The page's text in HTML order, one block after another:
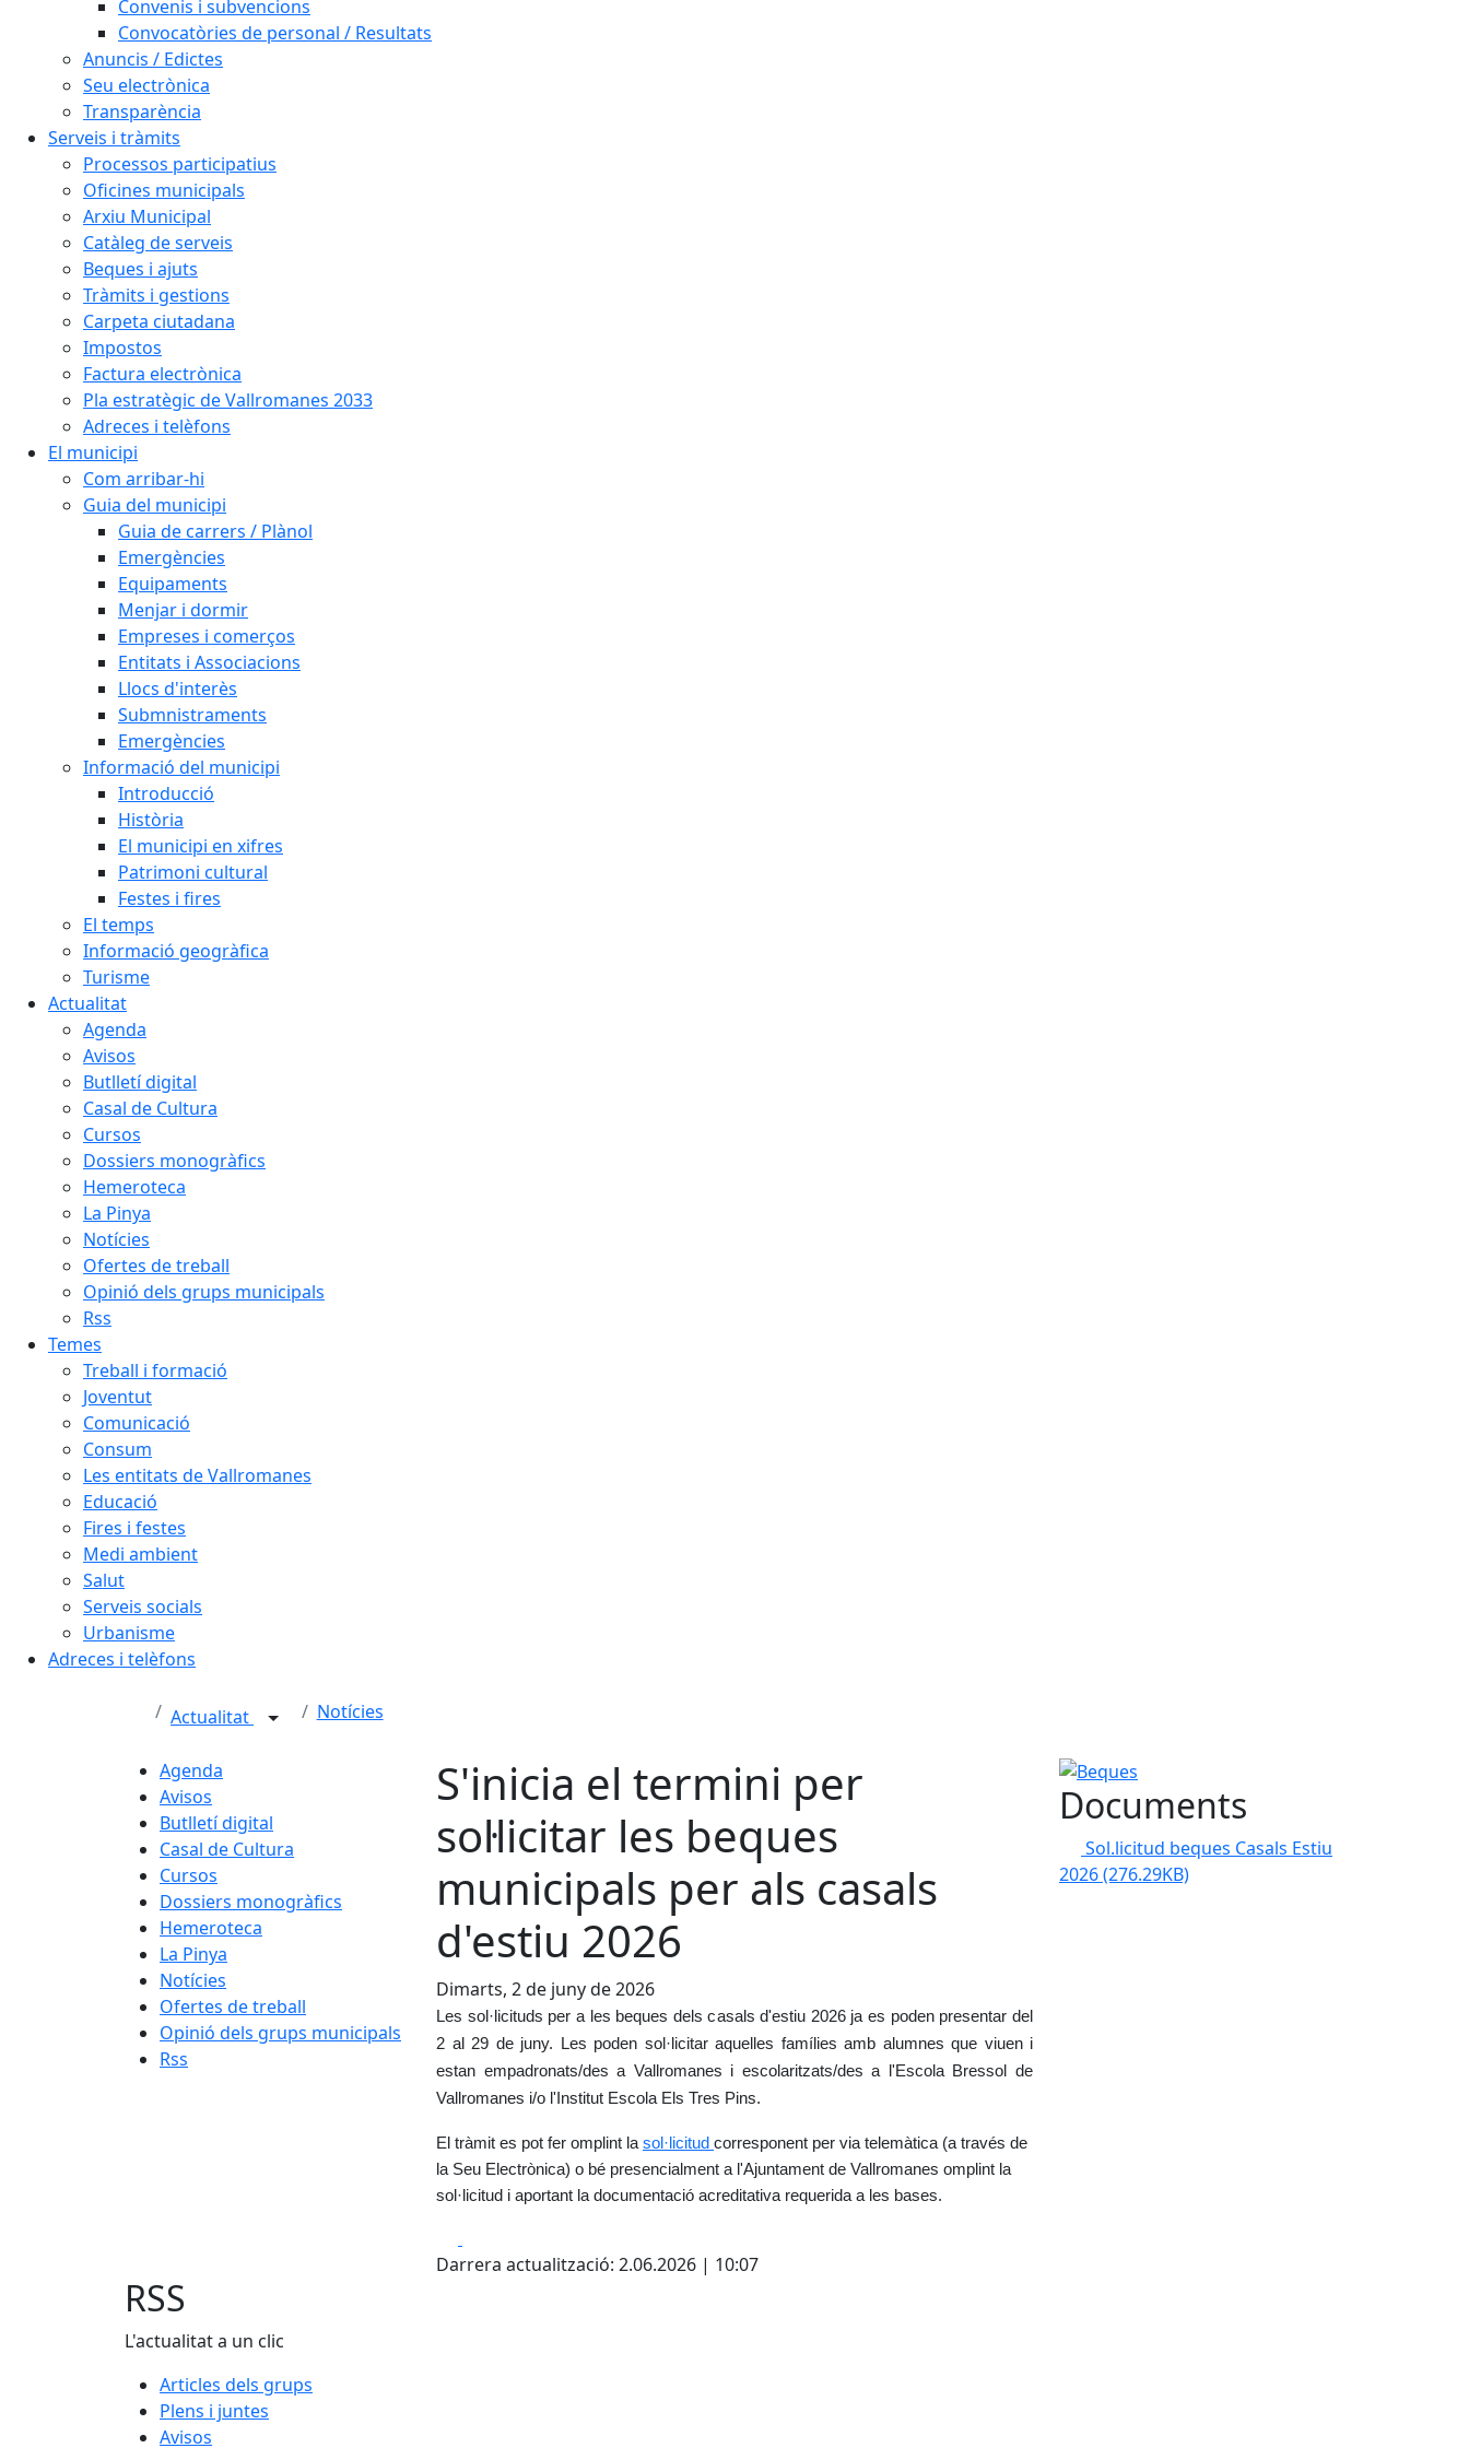
Convenis i subvencions
Convocatòries de personal / Resultats
Anuncis / Edictes
Seu electrònica
Transparència
Serveis i tràmits
Processos participatius
Oficines municipals
Arxiu Municipal
Catàleg de serveis
Beques i ajuts
Tràmits i gestions
Carpeta ciutadana
Impostos
Factura electrònica
Pla estratègic de Vallromanes 2033
Adreces i telèfons
El municipi
Com arribar-hi
Guia del municipi
Guia de carrers / Plànol
Emergències
Equipaments
Menjar i dormir
Empreses i comerços
Entitats i Associacions
Llocs d'interès
Submnistraments
Emergències
Informació del municipi
Introducció
Història
El municipi en xifres
Patrimoni cultural
Festes i fires
El temps
Informació geogràfica
Turisme
Actualitat
Agenda
Avisos
Butlletí digital
Casal de Cultura
Cursos
Dossiers monogràfics
Hemeroteca
La Pinya
Notícies
Ofertes de treball
Opinió dels grups municipals
Rss
Temes
Treball i formació
Joventut
Comunicació
Consum
Les entitats de Vallromanes
Educació
Fires i festes
Medi ambient
Salut
Serveis socials
Urbanisme
Adreces i telèfons
Actualitat Notícies
Agenda
Avisos
Butlletí digital
Casal de Cultura
Cursos
Dossiers monogràfics
Hemeroteca
La Pinya
Notícies
Ofertes de treball
Opinió dels grups municipals
Rss
S'inicia el termini per
sol·licitar les beques
municipals per als casals
d'estiu 2026
Dimarts, 2 de juny de 2026
Les sol·licituds per a les beques dels casals d'estiu 2026 ja es poden presentar del
2 al 29 de juny. Les poden sol·licitar aquelles famílies amb alumnes que viuen i
estan empadronats/des a Vallromanes i escolaritzats/des a l'Escola Bressol de
Vallromanes i/o l'Institut Escola Els Tres Pins.
El tràmit es pot fer omplint la sol·licitud corresponent per via telemàtica (a través de
la Seu Electrònica) o bé presencialment a l'Ajuntament de Vallromanes omplint la
sol·licitud i aportant la documentació acreditativa requerida a les bases.
Darrera actualització: 2.06.2026 | 10:07
Beques
Documents
Sol.licitud beques Casals Estiu
2026(276.29KB)
RSS
L'actualitat a un clic
Articles dels grups
Plens i juntes
Avisos